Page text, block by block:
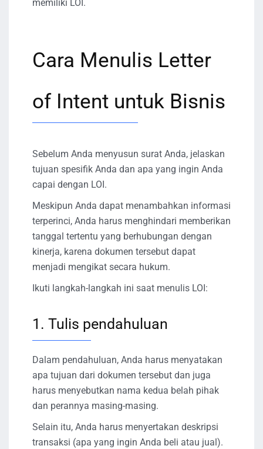
memiliki LOI.
Cara Menulis Letter
of Intent untuk Bisnis
Sebelum Anda menyusun surat Anda, jelaskan
tujuan spesifik Anda dan apa yang ingin Anda
capai dengan LOI.
Meskipun Anda dapat menambahkan informasi
terperinci, Anda harus menghindari memberikan
tanggal tertentu yang berhubungan dengan
kinerja, karena dokumen tersebut dapat
menjadi mengikat secara hukum.
Ikuti langkah-langkah ini saat menulis LOI:
1. Tulis pendahuluan
Dalam pendahuluan, Anda harus menyatakan
apa tujuan dari dokumen tersebut dan juga
harus menyebutkan nama kedua belah pihak
dan perannya masing-masing.
Selain itu, Anda harus menyertakan deskripsi
transaksi (apa yang ingin Anda beli atau jual).